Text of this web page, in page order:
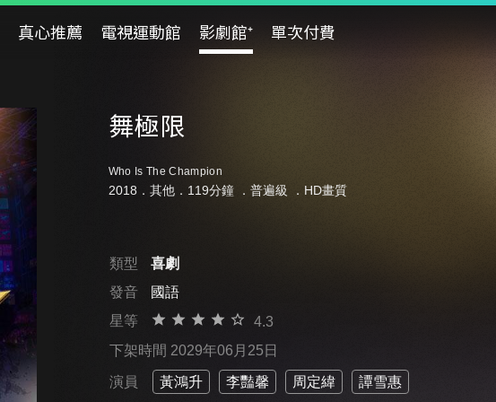
真心推薦 電視運動館 影劇館⁺ 單次付費
舞極限
Who Is The Champion
2018．其他．119分鐘 ． 普遍級 ．HD畫質
類型
喜劇
發音
國語
星等
4.3
下架時間 2029年06月25日
演員 黃鴻升 李豔馨 周定緯 譚雪惠